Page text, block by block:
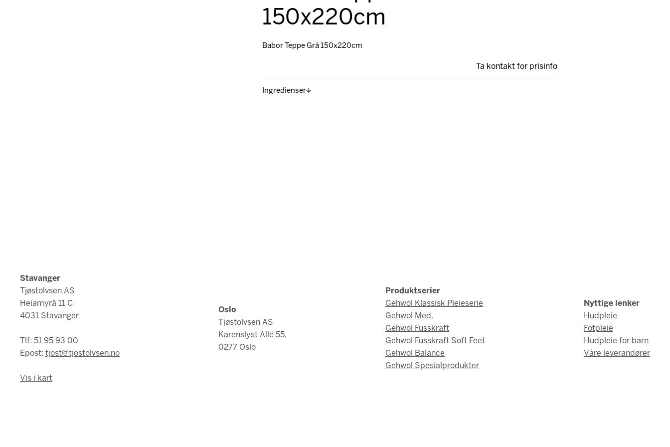
150x220cm
Babor Teppe Grå 150x220cm
Ta kontakt for prisinfo
Ingredienser
Stavanger
Tjøstolvsen AS
Heiamyrå 11 C
4031 Stavanger
Tlf: 51 95 93 00
Epost: tjost@tjostolvsen.no
Vis i kart
Oslo
Tjøstolvsen AS
Karenslyst Allé 55,
0277 Oslo
Produktserier
Gehwol Klassisk Pleieserie
Gehwol Med.
Gehwol Fusskraft
Gehwol Fusskraft Soft Feet
Gehwol Balance
Gehwol Spesialprodukter
Nyttige lenker
Hudpleie
Fotpleie
Hudpleie for barn
Våre leverandører